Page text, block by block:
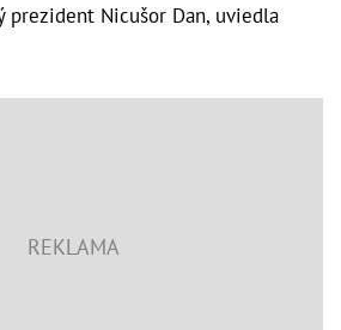
prezident Nicušor Dan, uviedla